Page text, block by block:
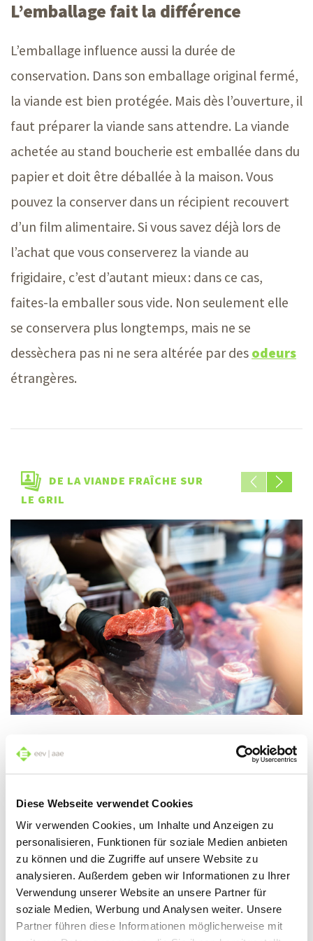
Diese Webseite verwendet Cookies
Wir verwenden Cookies, um Inhalte und Anzeigen zu
personalisieren, Funktionen für soziale Medien anbieten
zu können und die Zugriffe auf unsere Website zu
analysieren. Außerdem geben wir Informationen zu Ihrer
Verwendung unserer Website an unsere Partner für
soziale Medien, Werbung und Analysen weiter. Unsere
Partner führen diese Informationen möglicherweise mit
L’emballage fait la différence
L’emballage influence aussi la durée de
conservation. Dans son emballage original fermé,
la viande est bien protégée. Mais dès l’ouverture, il
faut préparer la viande sans attendre. La viande
achetée au stand boucherie est emballée dans du
papier et doit être déballée à la maison. Vous
pouvez la conserver dans un récipient recouvert
d’un film alimentaire. Si vous savez déjà lors de
l’achat que vous conserverez la viande au
frigidaire, c’est d’autant mieux : dans ce cas,
faites-la emballer sous vide. Non seulement elle
se conservera plus longtemps, mais ne se
dessèchera pas ni ne sera altérée par des odeurs
étrangères.
DE LA VIANDE FRAÎCHE SUR
LE GRIL
La viande congelée doit être décongelée
lentement. Plus la viande rouge crue décongèle
rapidement, plus elle perd de jus. Il en résulte une
consistance sèche et dure. Il s’agit donc de
procéder en douceur. Le meilleur moyen est de